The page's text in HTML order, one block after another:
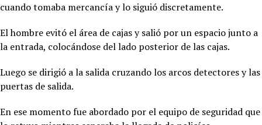
cuando tomaba mercancía y lo siguió discretamente.
El hombre evitó el área de cajas y salió por un espacio junto a
la entrada, colocándose del lado posterior de las cajas.
Luego se dirigió a la salida cruzando los arcos detectores y las
puertas de salida.
En ese momento fue abordado por el equipo de seguridad que